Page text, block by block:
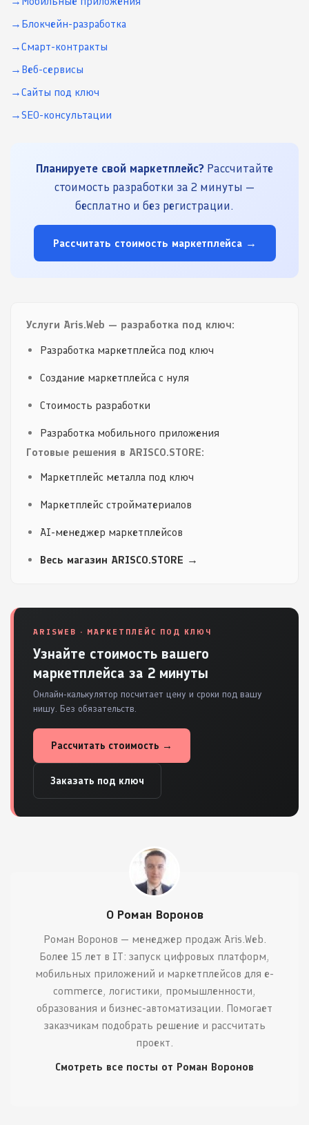
Блокчейн-разработка
Смарт-контракты
Веб-сервисы
Сайты под ключ
SEO-консультации
Планируете свой маркетплейс? Рассчитайте
стоимость разработки за 2 минуты —
бесплатно и без регистрации.
Рассчитать стоимость маркетплейса →
Услуги Aris.Web — разработка под ключ:
Разработка маркетплейса под ключ
Создание маркетплейса с нуля
Стоимость разработки
Разработка мобильного приложения
Готовые решения в ARISCO.STORE:
Маркетплейс металла под ключ
Маркетплейс стройматериалов
AI-менеджер маркетплейсов
Весь магазин ARISCO.STORE →
ARISWEB · МАРКЕТПЛЕЙС ПОД КЛЮЧ
Узнайте стоимость вашего
маркетплейса за 2 минуты
Онлайн-калькулятор посчитает цену и сроки под вашу
нишу. Без обязательств.
Рассчитать стоимость →
Заказать под ключ
О Роман Воронов
Роман Воронов — менеджер продаж Aris.Web.
Более 15 лет в IT: запуск цифровых платформ,
мобильных приложений и маркетплейсов для e-
commerce, логистики, промышленности,
образования и бизнес-автоматизации. Помогает
заказчикам подобрать решение и рассчитать
проект.
Смотреть все посты от Роман Воронов